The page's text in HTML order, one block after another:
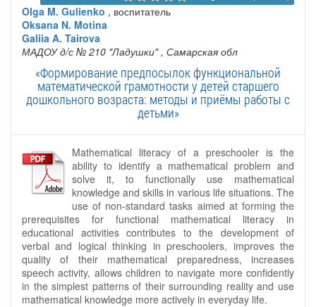
Olga M. Gulienko , воспитатель
Oksana N. Motina
Galiia A. Tairova
МАДОУ д/с № 210 "Ладушки" , Самарская обл
«Формирование предпосылок функциональной
математической грамотности у детей старшего
дошкольного возраста: методы и приёмы работы с
детьми»
Mathematical literacy of a preschooler is the
ability to identify a mathematical problem and
solve it, to functionally use mathematical
knowledge and skills in various life situations. The
use of non-standard tasks aimed at forming the
prerequisites for functional mathematical literacy in
educational activities contributes to the development of
verbal and logical thinking in preschoolers, improves the
quality of their mathematical preparedness, increases
speech activity, allows children to navigate more confidently
in the simplest patterns of their surrounding reality and use
mathematical knowledge more actively in everyday life.